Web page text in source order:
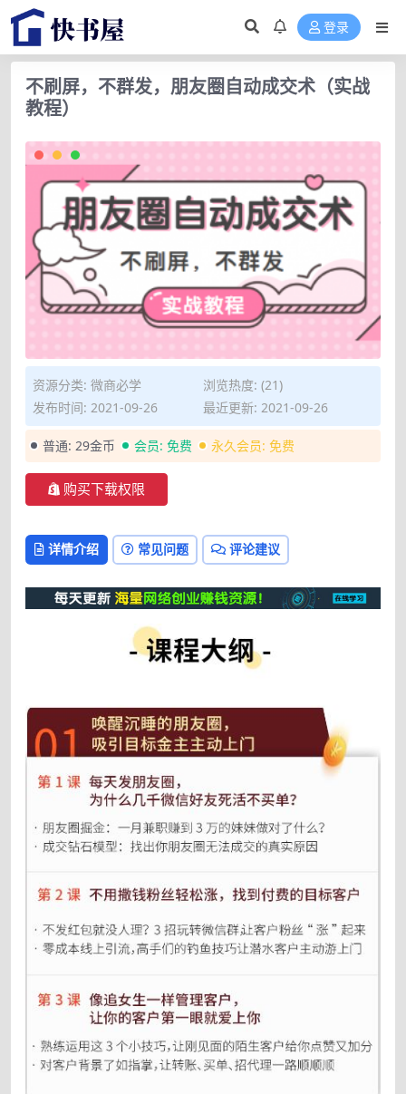
登录
不刷屏，不群发，朋友圈自动成交术（实战
教程）
资源分类: 微商必学
浏览热度: (21)
发布时间: 2021-09-26
最近更新: 2021-09-26
普通: 29金币 会员: 免费 永久会员: 免费
购买下载权限
详情介绍 常见问题 评论建议